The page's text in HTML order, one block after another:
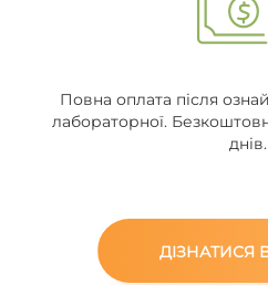
Повна оплата після
лабораторної.
днів.
ДІЗНАТИСЯ